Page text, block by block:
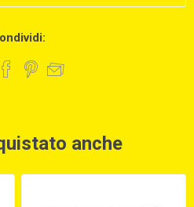
anche